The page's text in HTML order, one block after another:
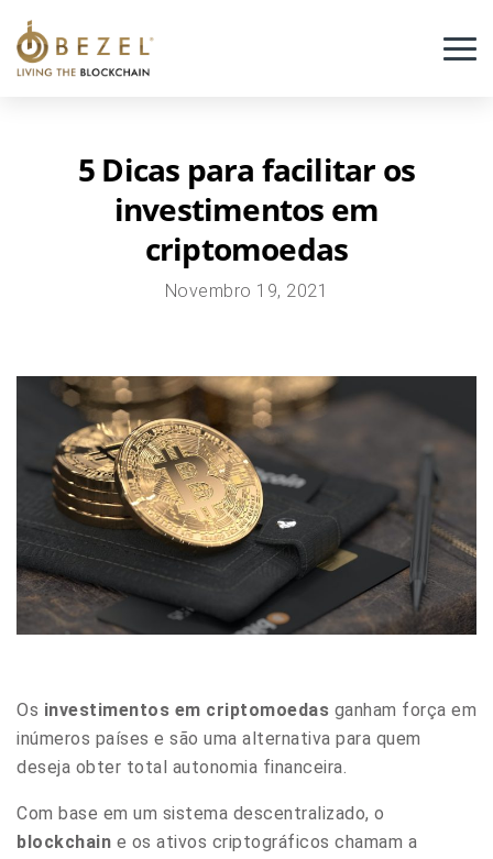
Crowdfunding de projetos
Português
Plataforma
5 Dicas para facilitar os
investimentos em
criptomoedas
Novembro 19, 2021
Os investimentos em criptomoedas ganham força em
inúmeros países e são uma alternativa para quem
deseja obter total autonomia financeira.
Com base em um sistema descentralizado, o
blockchain e os ativos criptográficos chamam a